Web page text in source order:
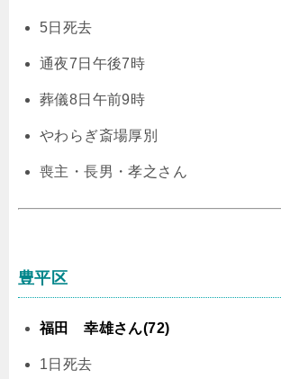
5日死去
通夜7日午後7時
葬儀8日午前9時
やわらぎ斎場厚別
喪主・長男・孝之さん
豊平区
福田 幸雄さん(72)
1日死去